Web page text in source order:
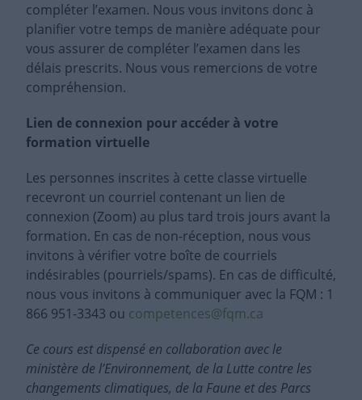
compléter l’examen. Nous vous invitons donc à
planifier votre temps de manière adéquate pour
vous assurer de compléter l’examen dans les
délais prescrits. Nous vous remercions de votre
compréhension.
Lien de connexion pour accéder à votre
formation virtuelle
Les personnes inscrites à cette classe virtuelle
recevront un courriel contenant un lien de
connexion (Zoom) au plus tard trois jours avant la
formation. En cas de non-réception, nous vous
invitons à vérifier votre boîte de courriels
indésirables (pourriels/spams). En cas de difficulté,
nous vous invitons à communiquer avec la FQM : 1
866 951-3343 ou competences@fqm.ca
Ce cours est dispensé en collaboration avec le
ministère de l’Environnement, de la Lutte contre les
changements climatiques, de la Faune et des Parcs